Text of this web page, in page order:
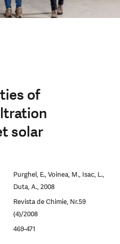
of
solar
Purghel, E., Voinea, M., Isac, L.,
Duta, A., 2008
Revista de Chimie, Nr.59
(4)/2008
469-471